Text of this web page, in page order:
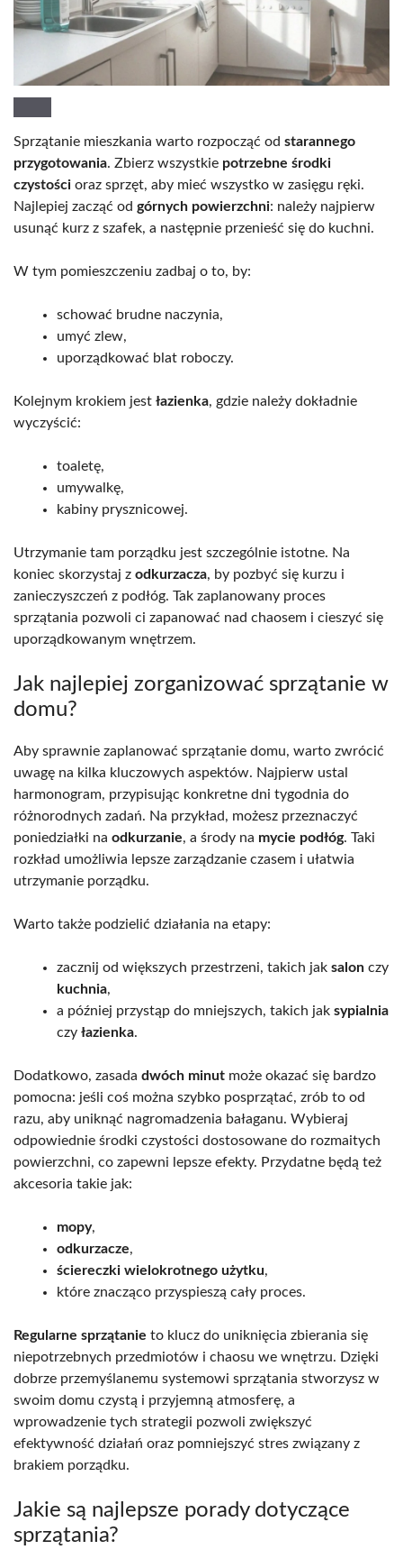
Sprzątanie mieszkania warto rozpocząć od starannego
przygotowania. Zbierz wszystkie potrzebne środki
czystości oraz sprzęt, aby mieć wszystko w zasięgu ręki.
Najlepiej zacząć od górnych powierzchni: należy najpierw
usunąć kurz z szafek, a następnie przenieść się do kuchni.
W tym pomieszczeniu zadbaj o to, by:
schować brudne naczynia,
umyć zlew,
uporządkować blat roboczy.
Kolejnym krokiem jest łazienka, gdzie należy dokładnie
wyczyścić:
toaletę,
umywalkę,
kabiny prysznicowej.
Utrzymanie tam porządku jest szczególnie istotne. Na
koniec skorzystaj z odkurzacza, by pozbyć się kurzu i
zanieczyszczeń z podłóg. Tak zaplanowany proces
sprzątania pozwoli ci zapanować nad chaosem i cieszyć się
uporządkowanym wnętrzem.
Jak najlepiej zorganizować sprzątanie w
domu?
Aby sprawnie zaplanować sprzątanie domu, warto zwrócić
uwagę na kilka kluczowych aspektów. Najpierw ustal
harmonogram, przypisując konkretne dni tygodnia do
różnorodnych zadań. Na przykład, możesz przeznaczyć
poniedziałki na odkurzanie, a środy na mycie podłóg. Taki
rozkład umożliwia lepsze zarządzanie czasem i ułatwia
utrzymanie porządku.
Warto także podzielić działania na etapy:
zacznij od większych przestrzeni, takich jak salon czy
kuchnia,
a później przystąp do mniejszych, takich jak sypialnia
czy łazienka.
Dodatkowo, zasada dwóch minut może okazać się bardzo
pomocna: jeśli coś można szybko posprzątać, zrób to od
razu, aby uniknąć nagromadzenia bałaganu. Wybieraj
odpowiednie środki czystości dostosowane do rozmaitych
powierzchni, co zapewni lepsze efekty. Przydatne będą też
akcesoria takie jak:
mopy,
odkurzacze,
ściereczki wielokrotnego użytku,
które znacząco przyspieszą cały proces.
Regularne sprzątanie to klucz do uniknięcia zbierania się
niepotrzebnych przedmiotów i chaosu we wnętrzu. Dzięki
dobrze przemyślanemu systemowi sprzątania stworzysz w
swoim domu czystą i przyjemną atmosferę, a
wprowadzenie tych strategii pozwoli zwiększyć
efektywność działań oraz pomniejszyć stres związany z
brakiem porządku.
Jakie są najlepsze porady dotyczące
sprzątania?